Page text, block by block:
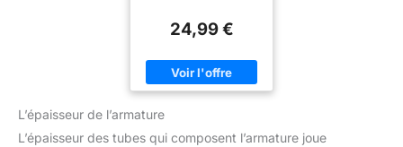
24,99 €
L’épaisseur de l’armature
L’épaisseur des tubes qui composent l’armature joue